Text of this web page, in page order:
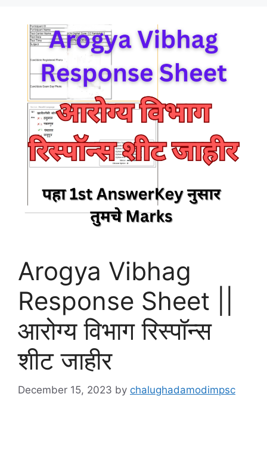
Arogya Vibhag
Response Sheet ||
आरोग्य विभाग रिस्पॉन्स
शीट जाहीर
December 15, 2023 by chalughadamodimpsc